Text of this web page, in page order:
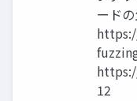
ード
12